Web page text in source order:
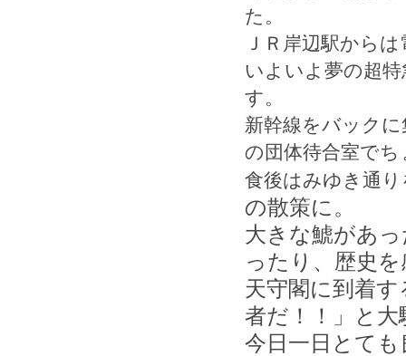
た。
ＪＲ岸辺駅から
いよいよ夢の超特
す。
新幹線をバック
の団体待合室で
食後はみゆき通り
の散策に。
大きな鯱があ
ったり、歴史
天守閣に到着
者だ！！」と
今日一日とて